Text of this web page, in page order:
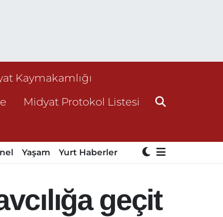
Kaymakamlığı
Midyat Protokol Listesi
Yaşam Yurt Haberler
geçit